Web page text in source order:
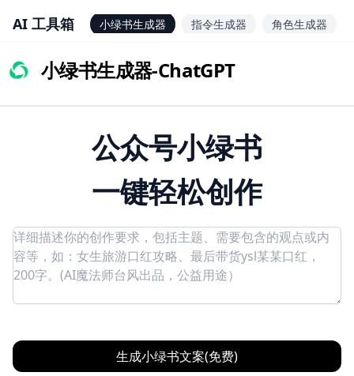
AI 工具箱 小绿书生成器 指令生成器 角色生成器
小绿书生成器-ChatGPT
公众号小绿书
一键轻松创作
生成小绿书文案(免费)